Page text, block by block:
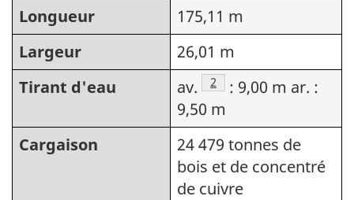
Longueur
175,11 m
Largeur
26,01 m
Tirant d'eau
av. Note de bas de page
2
: 9,00 m ar. :
9,50 m
Cargaison
24 479 tonnes de
bois et de concentré
de cuivre